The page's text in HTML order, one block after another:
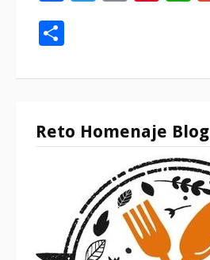
Reto Homenaje Blog